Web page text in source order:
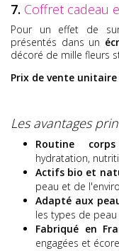
7. Coffret cadeau
Pour un effet de
présentés dans un
décoré de mille fleurs
Prix de vente unitaire
Les avantages
Routine
hydratation,
Actifs bio et
peau et de
Adapté aux
les types de peau
Fabriqué en
engagées et